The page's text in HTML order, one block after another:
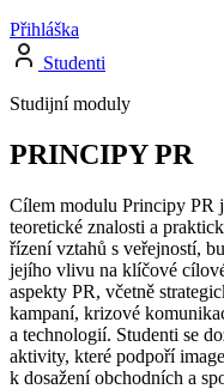
Přihláška
Studenti
Studijní moduly
PRINCIPY PR
Cílem modulu Principy PR
teoretické znalosti a
řízení vztahů s veřejností,
jejího vlivu na klíčové
aspekty PR, včetně
kampaní, krizové
a technologií. Studenti se
aktivity, které podpoří
k dosažení obchodních a